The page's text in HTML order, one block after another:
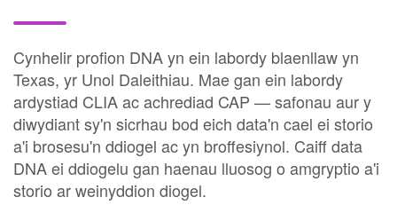
Cynhelir profion DNA yn ein labordy blaenllaw yn
Texas, yr Unol Daleithiau. Mae gan ein labordy
ardystiad CLIA ac achrediad CAP — safonau aur y
diwydiant sy'n sicrhau bod eich data'n cael ei storio
a'i brosesu'n ddiogel ac yn broffesiynol. Caiff data
DNA ei ddiogelu gan haenau lluosog o amgryptio a'i
storio ar weinyddion diogel.